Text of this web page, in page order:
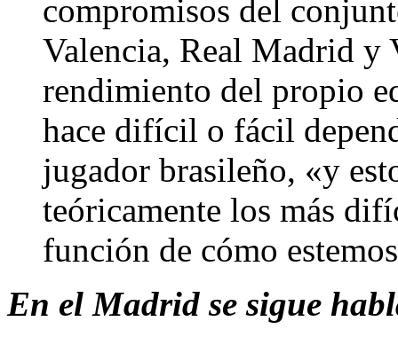
compromisos del
Valencia, Real Madrid y
rendimiento del propio
hace difícil o fácil
jugador brasileño, «y
teóricamente los más
función de cómo
En el Madrid se sigue